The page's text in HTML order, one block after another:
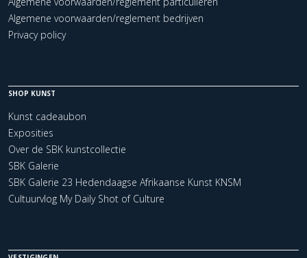
Algemene voorwaarden/reglement bedrijven
Privacy policy
SHOP KUNST
Kunst cadeaubon
Exposities
Over de SBK kunstcollectie
SBK Galerie
SBK Galerie 23 Hedendaagse Afrikaanse Kunst KNSM
Cultuurvlog My Daily Shot of Culture